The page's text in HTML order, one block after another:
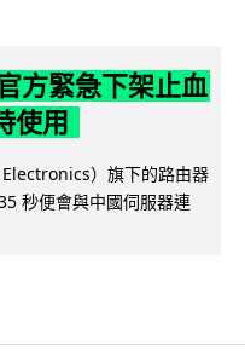
方緊急下架止血
使用
）旗下的路由器
秒便會與中國伺服器連